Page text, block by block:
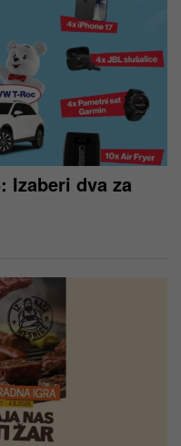
Izaberi dva za